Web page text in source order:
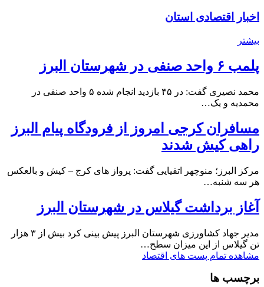
اخبار اقتصادی استان
بیشتر
پلمب ۶ واحد صنفی در شهرستان البرز
محمد نصیری گفت: در ۴۵ بازدید انجام شده ۵ واحد صنفی در
محمدیه و یک…
مسافران کرجی امروز از فرودگاه پیام البرز
راهی کیش شدند
مرکز البرز؛ منوچهر اتقیایی گفت: پرواز های کرج – کیش و بالعکس
هر سه شنبه…
آغاز برداشت گیلاس در شهرستان البرز
مدیر جهاد کشاورزی شهرستان البرز پیش بینی کرد بیش از ۳ هزار
تن گیلاس از این میزان سطح…
مشاهده تمام پست های اقتصاد
برچسب ها